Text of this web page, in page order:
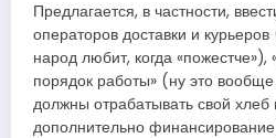
Предлагается, в частности,
операторов доставки и
народ любит, когда
порядок работы» (ну это
должны отрабатывать свой хлеб
дополнительно